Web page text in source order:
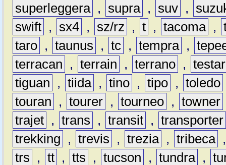
superleggera , supra , suv ,
swift , sx4 , sz/rz , t , tacoma ,
taro , taunus , tc , tempra ,
terracan
, terrain , terrano ,
tiguan
, tiida , tino , tipo , toledo
touran
, tourer , tourneo , towner
trajet , trans , transit , transporter
trekking
, trevis , trezia , tribeca
trs
, tt , tts , tucson , tundra ,